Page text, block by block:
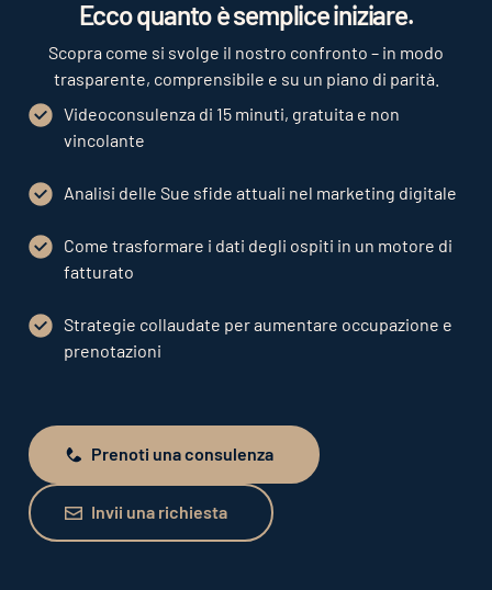
Ecco quanto è semplice iniziare.
Scopra come si svolge il nostro confronto – in modo
trasparente, comprensibile e su un piano di parità.
Videoconsulenza di 15 minuti, gratuita e non
vincolante
Analisi delle Sue sfide attuali nel marketing digitale
Come trasformare i dati degli ospiti in un motore di
fatturato
Strategie collaudate per aumentare occupazione e
prenotazioni
Prenoti una consulenza
Prenoti una consulenza
Invii una richiesta
Invii una richiesta